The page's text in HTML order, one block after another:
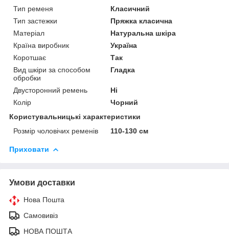
Тип ременя
Класичний
Тип застежки
Пряжка класична
Матеріал
Натуральна шкіра
Країна виробник
Україна
Коротшає
Так
Вид шкіри за способом
обробки
Гладка
Двусторонний ремень
Ні
Колір
Чорний
Користувальницькі характеристики
Розмір чоловічих ременів
110-130 см
Приховати
Умови доставки
Нова Пошта
Самовивіз
НОВА ПОШТА